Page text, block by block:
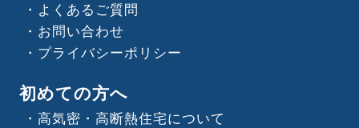
よくあるご質問
お問い合わせ
プライバシーポリシー
初めての方へ
高気密・高断熱住宅について